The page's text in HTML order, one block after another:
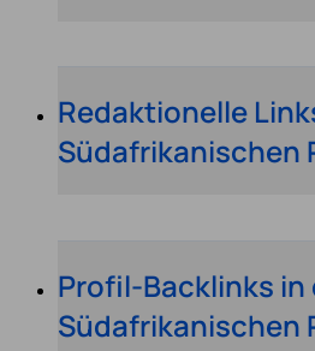
Redaktionelle
Südafrikanischen
Profil-Backlinks in
Südafrikanischen